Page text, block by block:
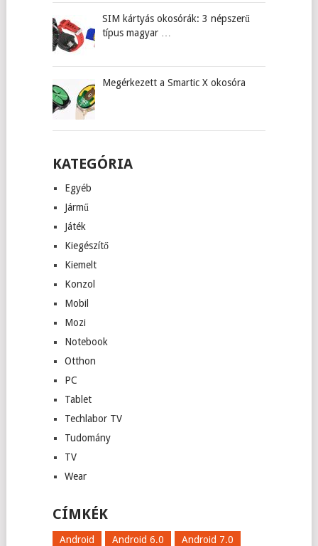
SIM kártyás okosórák: 3 népszerű
típus magyar …
Megérkezett a Smartic X okosóra
KATEGÓRIA
Egyéb
Jármű
Játék
Kiegészítő
Kiemelt
Konzol
Mobil
Mozi
Notebook
Otthon
PC
Tablet
Techlabor TV
Tudomány
TV
Wear
CÍMKÉK
Android Android 6.0
Android 7.0